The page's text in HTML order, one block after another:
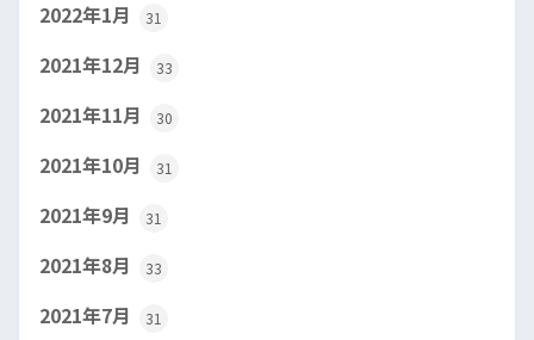
2022年1月 31
2021年12月 33
2021年11月 30
2021年10月 31
2021年9月 31
2021年8月 33
2021年7月 31